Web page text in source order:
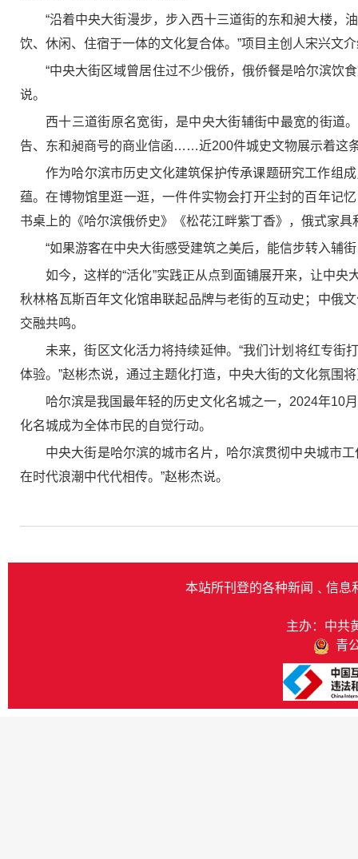
“沿着中央大街漫步，步入西十三道街的东和昶大楼，
饮、休闲、住宿于一体的文化复合体。”项目主创人宋兴文
“中央大街区域曾居住过不少俄侨，俄侨餐是哈尔滨饮
说。
西十三道街原名宽街，是中央大街辅街中最宽的街道
告、东和昶商号的商业信函……近200件城史文物展示着这
作为哈尔滨市历史文化建筑保护传承课题研究工作组
蕴。在博物馆里逛一逛，一件件实物会打开尘封的百年记
书桌上的《哈尔滨俄侨史》《松花江畔紫丁香》，俄式家
“如果游客在中央大街感受建筑之美后，能信步转入辅
如今，这样的“活化”实践正从点到面铺展开来，让中
秋林格瓦斯百年文化馆串联起品牌与老街的互动史；中俄
交融共鸣。
未来，街区文化活力将持续延伸。“我们计划将红专
体验。”赵彬杰说，通过主题化打造，中央大街的文化氛围
哈尔滨是我国最年轻的历史文化名城之一，2024年10
化名城成为全体市民的自觉行动。
中央大街是哈尔滨的城市名片，哈尔滨贯彻中央城市
在时代浪潮中代代相传。”赵彬杰说。
本站所刊登的各种新闻﹑信息
主办：中共
青